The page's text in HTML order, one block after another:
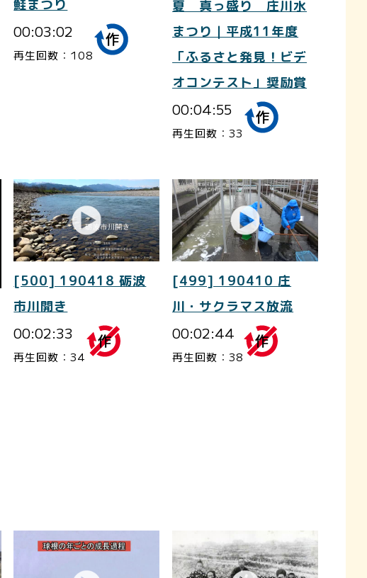
鮭まつり
00:03:02
再生回数：108
夏 真っ盛り 庄川水
まつり｜平成11年度
「ふるさと発見！ビデ
オコンテスト」奨励賞
00:04:55
再生回数：33
[500] 190418 砺波
市川開き
00:02:33
再生回数：34
[499] 190410 庄
川・サクラマス放流
00:02:44
再生回数：38